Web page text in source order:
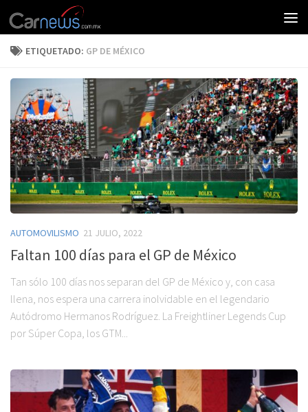
ETIQUETADO: GP DE MÉXICO
AUTOMOVILISMO 21 JULIO, 2022
Faltan 100 días para el GP de México
Tan sólo 100 días nos separan del GP de México y, con casa
llena, nos espera una carrera inolvidable en el legendario
Autódromo Hermanos Rodríguez. La Freightliner Legends Cup
por Súper Copa, los GTM...